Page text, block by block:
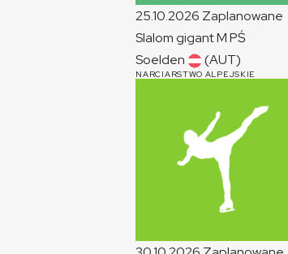
25.10.2026 Zaplanowane
Slalom gigantM PŚ
Soelden
(AUT)
NARCIARSTWO ALPEJSKIE